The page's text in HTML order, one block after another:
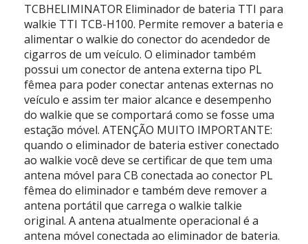
TCBHELIMINATOR Eliminador de bateria TTI para
walkie TTI TCB-H100. Permite remover a bateria e
alimentar o walkie do conector do acendedor de
cigarros de um veículo. O eliminador também
possui um conector de antena externa tipo PL
fêmea para poder conectar antenas externas no
veículo e assim ter maior alcance e desempenho
do walkie que se comportará como se fosse uma
estação móvel. ATENÇÃO MUITO IMPORTANTE:
quando o eliminador de bateria estiver conectado
ao walkie você deve se certificar de que tem uma
antena móvel para CB conectada ao conector PL
fêmea do eliminador e também deve remover a
antena portátil que carrega o walkie talkie
original. A antena atualmente operacional é a
antena móvel conectada ao eliminador de bateria.